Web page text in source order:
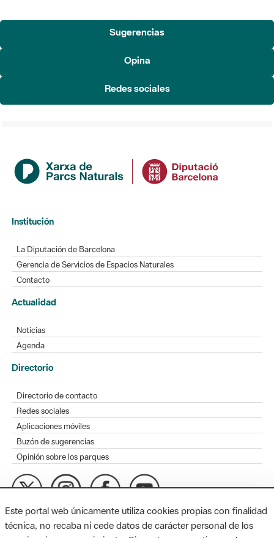
Sugerencias
Opina
Redes sociales
Institución
La Diputación de Barcelona
Gerencia de Servicios de Espacios Naturales
Contacto
Actualidad
Noticias
Agenda
Directorio
Directorio de contacto
Redes sociales
Aplicaciones móviles
Buzón de sugerencias
Opinión sobre los parques
MAPA WEB AVISO LEGAL ACCESIBILIDAD
Este portal web únicamente utiliza cookies propias con finalidad
técnica, no recaba ni cede datos de carácter personal de los